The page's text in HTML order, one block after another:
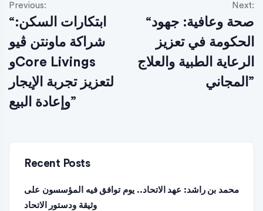
Previous:
“ابتكارات السكن:
شراكة ماونتن ڤيو
وCore Livings
لتعزيز تجربة الإيجار
وإعادة البيع”
Next:
“صحة وعافية: جهود
الحكومة في تعزيز
الرعاية الطبية والعلاج
المجاني”
Recent Posts
محمد بن راشد: عهد الاتحاد.. يوم توافق فيه المؤسسون على
وثيقة ودستور الاتحاد